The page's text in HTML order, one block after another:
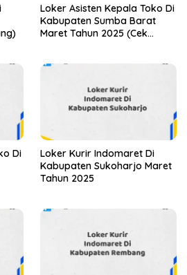
Loker Asisten Kepala Toko Di
Kabupaten Sumba Barat
Maret Tahun 2025 (Cek
Di
Loker Kurir Indomaret Di
Kabupaten Sukoharjo Maret
Tahun 2025